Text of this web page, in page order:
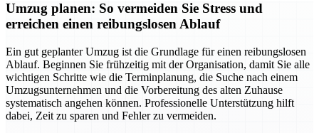
Umzug planen: So vermeiden Sie Stress und
erreichen einen reibungslosen Ablauf
Ein gut geplanter Umzug ist die Grundlage für einen reibungslosen
Ablauf. Beginnen Sie frühzeitig mit der Organisation, damit Sie alle
wichtigen Schritte wie die Terminplanung, die Suche nach einem
Umzugsunternehmen und die Vorbereitung des alten Zuhause
systematisch angehen können. Professionelle Unterstützung hilft
dabei, Zeit zu sparen und Fehler zu vermeiden.